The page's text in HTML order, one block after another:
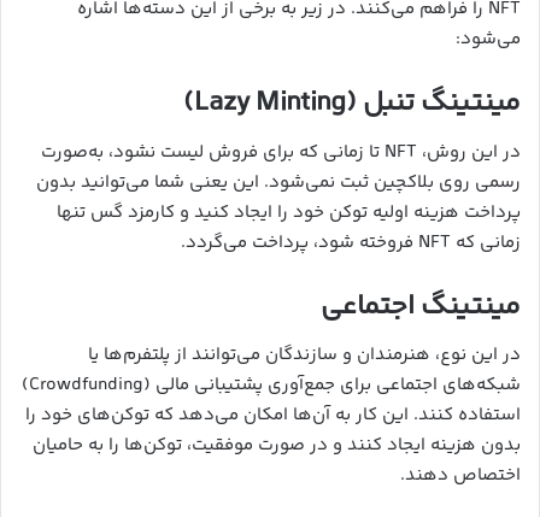
NFT را فراهم می‌کنند. در زیر به برخی از این دسته‌ها اشاره
می‌شود:
مینتینگ تنبل (Lazy Minting)
در این روش، NFT تا زمانی که برای فروش لیست نشود، به‌صورت
رسمی روی بلاکچین ثبت نمی‌شود. این یعنی شما می‌توانید بدون
پرداخت هزینه اولیه توکن خود را ایجاد کنید و کارمزد گس تنها
زمانی که NFT فروخته شود، پرداخت می‌گردد.
مینتینگ اجتماعی
در این نوع، هنرمندان و سازندگان می‌توانند از پلتفرم‌ها یا
شبکه‌های اجتماعی برای جمع‌آوری پشتیبانی مالی (Crowdfunding)
استفاده کنند. این کار به آن‌ها امکان می‌دهد که توکن‌های خود را
بدون هزینه ایجاد کنند و در صورت موفقیت، توکن‌ها را به حامیان
اختصاص دهند.